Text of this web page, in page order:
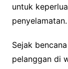
untuk
penyelamatan.
Sejak
pelanggan di